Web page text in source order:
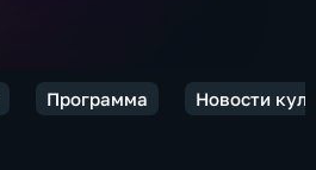
Программа Новости